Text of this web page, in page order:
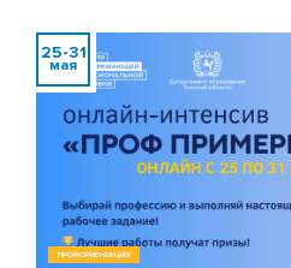
ПРОФОРИЕНТАЦИЯ
25-31
мая